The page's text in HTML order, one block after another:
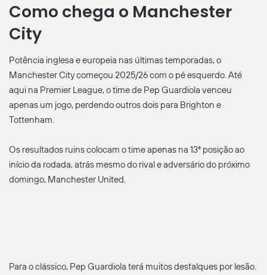
Como chega o Manchester
City
Potência inglesa e europeia nas últimas temporadas, o
Manchester City começou 2025/26 com o pé esquerdo. Até
aqui na Premier League, o time de Pep Guardiola venceu
apenas um jogo, perdendo outros dois para Brighton e
Tottenham.
Os resultados ruins colocam o time apenas na 13ª posição ao
início da rodada, atrás mesmo do rival e adversário do próximo
domingo, Manchester United.
Para o clássico, Pep Guardiola terá muitos desfalques por lesão.